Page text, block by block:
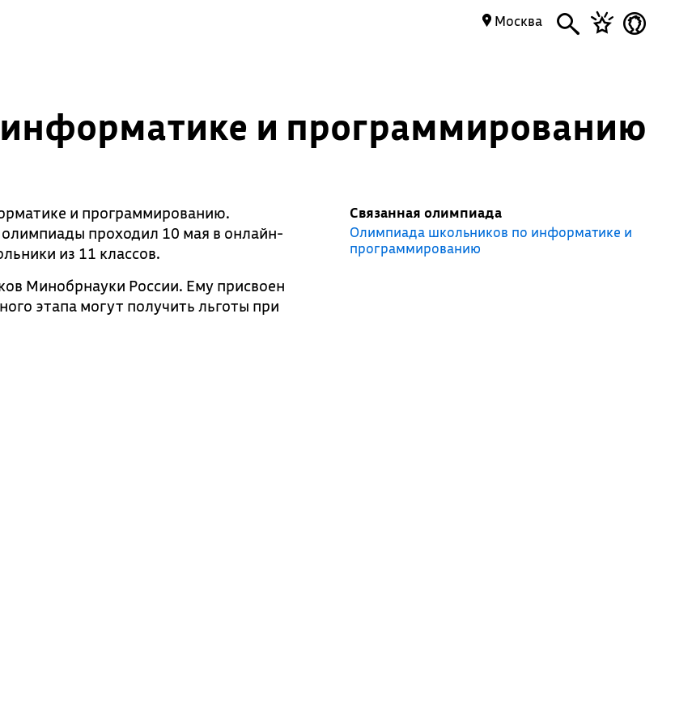
Москва
и программированию
и программированию.
проходил 10 мая в онлайн-
из 11 классов.
Минобрнауки России. Ему присвоен
этапа могут получить льготы при
Связанная олимпиада
Олимпиада школьников по информатике и
программированию